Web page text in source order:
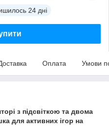
24 дні
Оплата Умови
з підсвіткою та двома
для активних ігор на